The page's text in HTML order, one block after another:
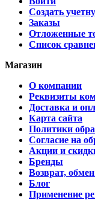
Создать
Заказы
Отложенные
Список
Магазин
О компании
Реквизиты
Доставка и
Карта сайта
Политики
Согласие на
Акции и
Бренды
Возврат,
Блог
Применение